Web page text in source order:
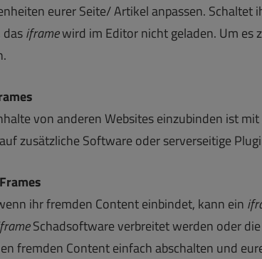
eurer Seite/ Artikel anpassen. Schaltet
dasiframewird im Editor nicht geladen. Um es
von anderen Websites einzubinden ist mit
zusätzliche Software oder serverseitige
ihr fremden Content einbindet, kann ein
Schadsoftware verbreitet werden oder
fremden Content einfach abschalten und